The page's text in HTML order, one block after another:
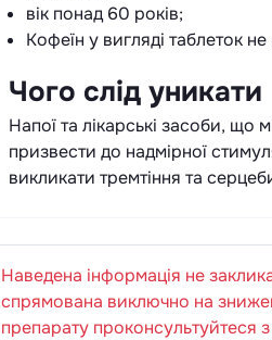
вік понад 60 років;
Кофеїн у вигляді таблеток
Чого слід уникати
Напої та лікарські засоби, що
призвести до надмірної
викликати тремтіння та
Наведена інформація не
спрямована виключно на
препарату проконсультуйтеся